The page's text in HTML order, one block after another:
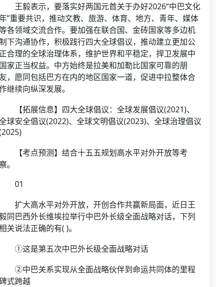
毅表示，要落实好两国元首关于办好2026“中巴文化
”重要共识，推动文教、旅游、体育、地方、青年、媒体
各领域交流合作。要加强在联合国、金砖国家等多边机
下沟通协作，积极践行四大全球倡议，推动建立更加公
合理的全球治理体系，维护世界和平稳定，捍卫发展中
家正当权益。中方始终是拉美和加勒比国家可靠的朋
，愿同包括巴方在内的地区国家一道，促进中拉整体合
继续向纵深发展。
拓展信息】四大全球倡议：全球发展倡议(2021)、
球安全倡议(2022)、全球文明倡议(2023)、全球治理倡议
考点预测】结合十五五规划高水平对外开放等考
。
大高水平对外开放，开创合作共赢新局面，近日王
同巴西外长维埃拉举行中巴外长级全面战略对话，下列
关说法正确的有( )。
这是第五次中巴外长级全面战略对话
中巴关系实现从全面战略伙伴到命运共同体的里程
式跨越